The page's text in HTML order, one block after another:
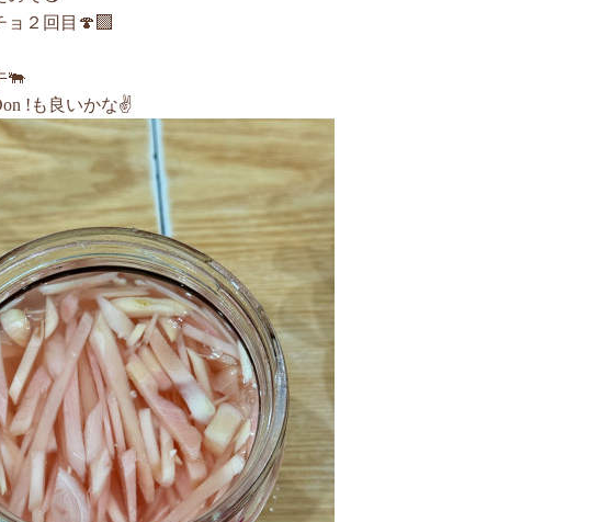
ョ２回目🍄‍🟫
🐃
!も良いかな✌️